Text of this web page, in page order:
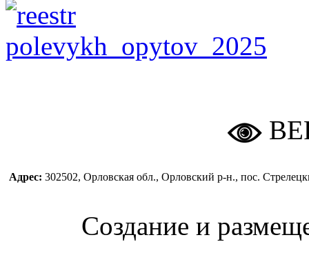
Адрес: 302502, Орловская обл., Орловский р-н., пос.
Создание и